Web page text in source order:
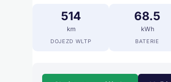
514
km
DOJEZD WLTP
68.5
kWh
BATERIE